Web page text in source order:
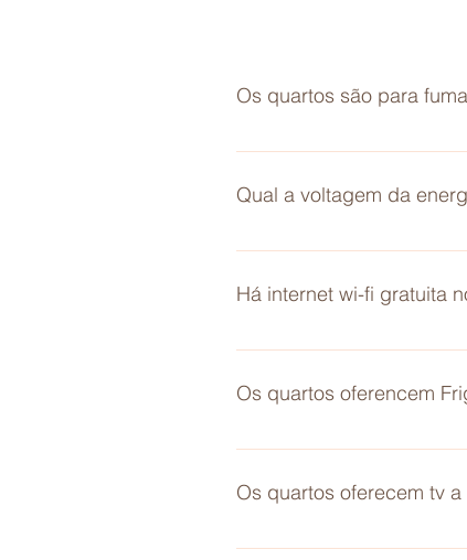
Os quartos são para
Não, nossos quartos são
cobrança de taxa de acordo
Qual a voltagem da
220 V
Há internet wi-fi gratuita
Sim! Há internet gratuíta
Os quartos oferencem
A pousada não oferece
Os quartos oferecem tv
Não. Apenas teve digital